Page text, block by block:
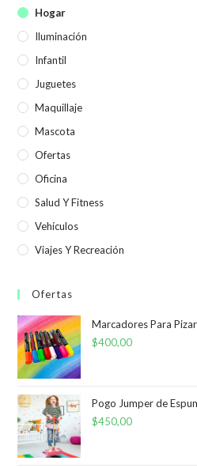
Hogar
Iluminación
Infantil
Juguetes
Maquillaje
Mascota
Ofertas
Oficina
Salud Y Fitness
Vehículos
Viajes Y Recreación
Ofertas
Marcadores Para
$400,00
Pogo Jumper de
$450,00